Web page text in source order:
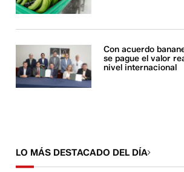
Con acuerdo
se pague el valor
nivel internacional
LO MÁS DESTACADO DEL DÍA